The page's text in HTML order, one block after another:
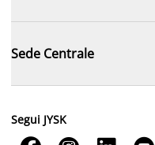
Sede Centrale
Segui JYSK